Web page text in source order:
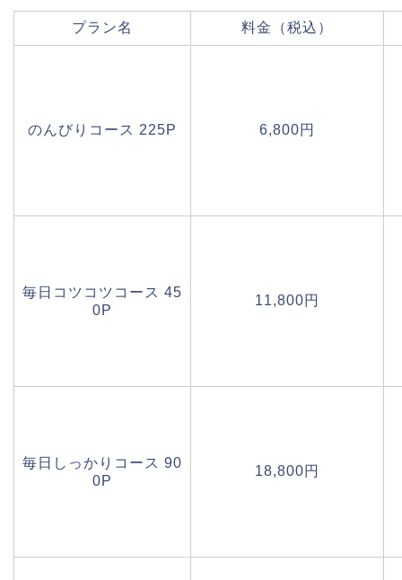
プラン名 料金（税込）
のんびりコース 225P 6,800円
毎日コツコツコース 45
0P
11,800円
毎日しっかりコース 90
0P
18,800円